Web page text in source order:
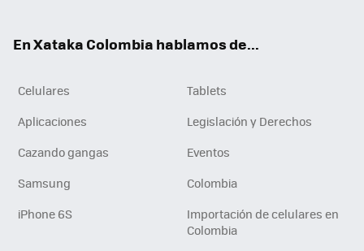
En Xataka Colombia hablamos de...
Celulares
Tablets
Aplicaciones
Legislación y Derechos
Cazando gangas
Eventos
Samsung
Colombia
iPhone 6S
Importación de celulares en
Colombia